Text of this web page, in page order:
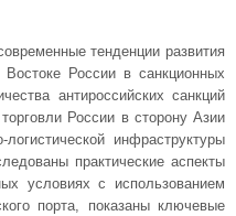
тенденции развития
России в санкционных
антироссийских санкций
России в сторону Азии
инфраструктуры
практические аспекты
условиях с использованием
порта, показаны ключевые